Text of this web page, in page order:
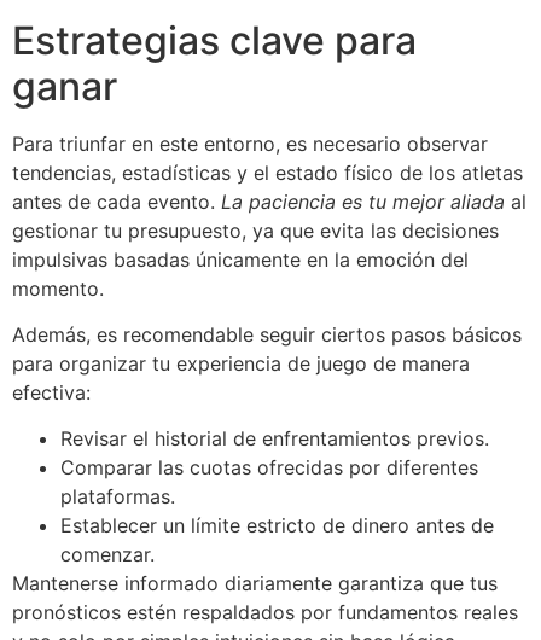
Estrategias clave para
ganar
Para triunfar en este entorno, es necesario observar
tendencias, estadísticas y el estado físico de los atletas
antes de cada evento. La paciencia es tu mejor aliada al
gestionar tu presupuesto, ya que evita las decisiones
impulsivas basadas únicamente en la emoción del
momento.
Además, es recomendable seguir ciertos pasos básicos
para organizar tu experiencia de juego de manera
efectiva:
Revisar el historial de enfrentamientos previos.
Comparar las cuotas ofrecidas por diferentes
plataformas.
Establecer un límite estricto de dinero antes de
comenzar.
Mantenerse informado diariamente garantiza que tus
pronósticos estén respaldados por fundamentos reales